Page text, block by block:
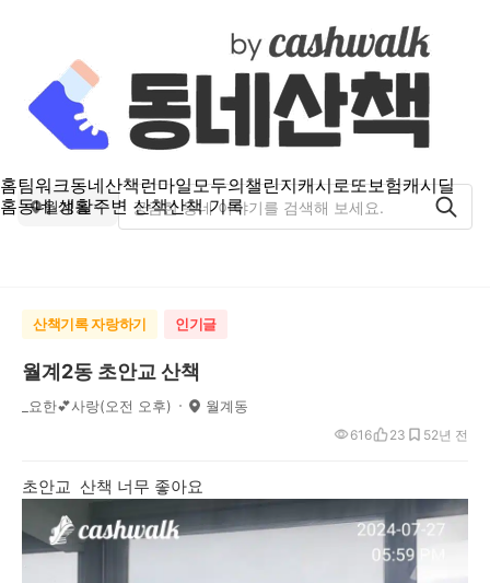
홈팀워크동네산책런마일모두의챌린지캐시로또보험캐시딜
홈동네 생활주변 산책산책 기록
월계동
산책기록 자랑하기 인기글
월계2동 초안교 산책
_요한💕사랑(오전 오후) 월계동
2년 전
616 23 5
초안교 산책 너무 좋아요